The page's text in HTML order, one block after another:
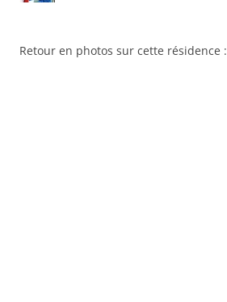
Retour en photos sur cette résidence :